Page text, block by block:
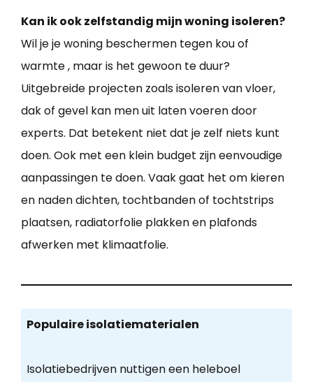
Kan ik ook zelfstandig mijn woning isoleren?
Wil je je woning beschermen tegen kou of
warmte , maar is het gewoon te duur?
Uitgebreide projecten zoals isoleren van vloer,
dak of gevel kan men uit laten voeren door
experts. Dat betekent niet dat je zelf niets kunt
doen. Ook met een klein budget zijn eenvoudige
aanpassingen te doen. Vaak gaat het om kieren
en naden dichten, tochtbanden of tochtstrips
plaatsen, radiatorfolie plakken en plafonds
afwerken met klimaatfolie.
Populaire isolatiematerialen
Isolatiebedrijven nuttigen een heleboel